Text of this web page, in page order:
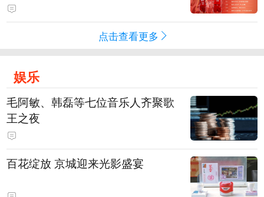
点击查看更多
娱乐
毛阿敏、韩磊等七位音乐人齐聚歌
王之夜
百花绽放 京城迎来光影盛宴